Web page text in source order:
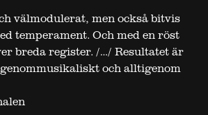
välmodulerat, men också bitvis
temperament. Och med en röst
breda register. /…/ Resultatet är
och alltigenom